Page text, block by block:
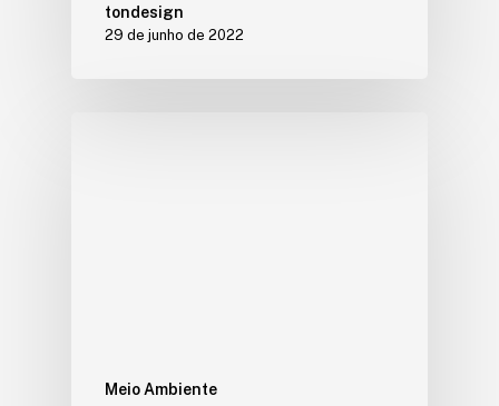
tondesign
29 de junho de 2022
Meio Ambiente